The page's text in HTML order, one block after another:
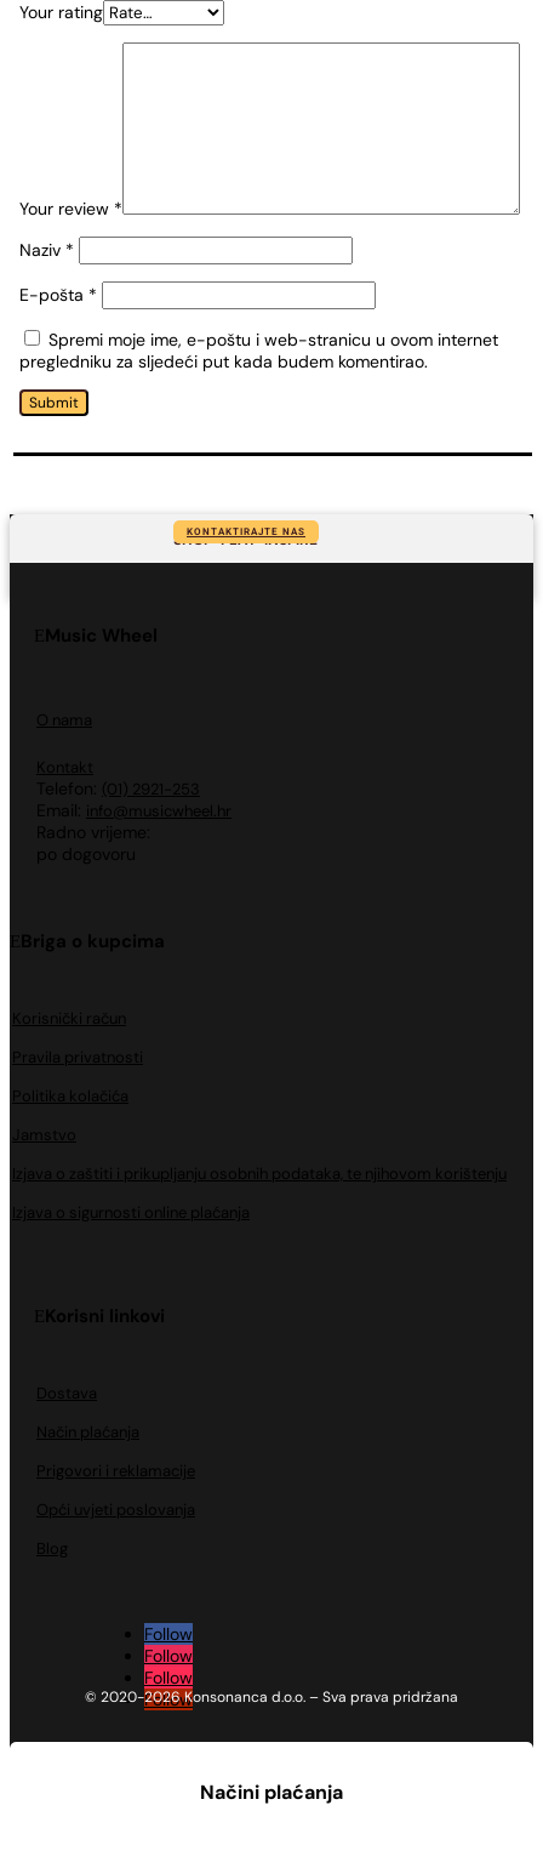
Your rating
Your review *
Naziv *
E-pošta *
Spremi moje ime, e-poštu i web-stranicu u ovom internet
pregledniku za sljedeći put kada budem komentirao.
Submit
SHOP-PLAY-INSPIRE
KONTAKTIRAJTE NAS
Music Wheel
O nama
Kontakt
Telefon: (01) 2921-253
Email: info@musicwheel.hr
Radno vrijeme:
po dogovoru
Briga o kupcima
Korisnički račun
Pravila privatnosti
Politika kolačića
Jamstvo
Izjava o zaštiti i prikupljanju osobnih podataka, te njihovom korištenju
Izjava o sigurnosti online plaćanja
Korisni linkovi
Dostava
Način plaćanja
Prigovori i reklamacije
Opći uvjeti poslovanja
Blog
Follow
Follow
Follow
Follow
© 2020-2026 Konsonanca d.o.o. – Sva prava pridržana
Načini plaćanja